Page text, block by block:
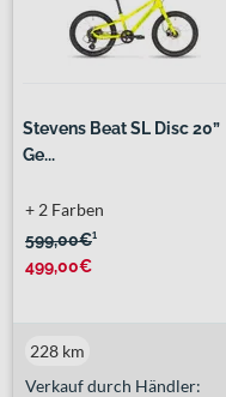
Stevens Beat SL Disc 20”
Ge...
599,00€¹
499,00€
+ 2 Farben
Verkauf durch Händler:
228 km